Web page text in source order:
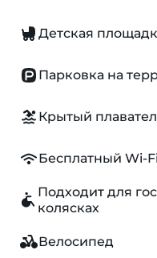
Детская
Парковка на
Крытый
Бесплатный Wi-
Подходит для
колясках
Велосипед